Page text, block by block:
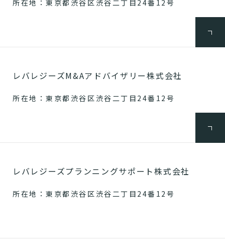
所在地：東京都渋谷区渋谷二丁目24番12号
レバレジーズM&Aアドバイザリー株式会社
所在地：東京都渋谷区渋谷二丁目24番12号
レバレジーズプランニングサポート株式会社
所在地：東京都渋谷区渋谷二丁目24番12号